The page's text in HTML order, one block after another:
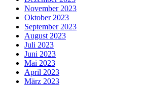
November 2023
Oktober 2023
September 2023
August 2023
Juli 2023
Juni 2023
Mai 2023
April 2023
März 2023